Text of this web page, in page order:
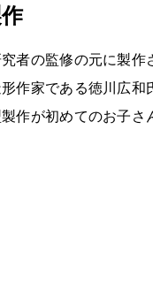
者の監修の元に製作
作家である徳川広和
作が初めてのお子さ